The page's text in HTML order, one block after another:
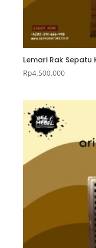
Lemari Rak Sepatu
Rp4.500.000